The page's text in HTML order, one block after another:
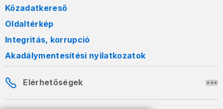
Közadatkereső
Oldaltérkép
Integritás, korrupció
Akadálymentesítési nyilatkozatok
Elérhetőségek